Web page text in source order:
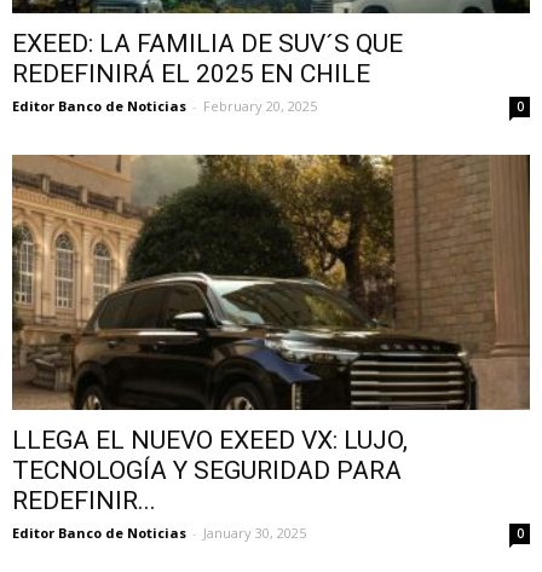
EXEED: LA FAMILIA DE SUV´S QUE
REDEFINIRÁ EL 2025 EN CHILE
Editor Banco de Noticias - February 20, 2025 0
LLEGA EL NUEVO EXEED VX: LUJO,
TECNOLOGÍA Y SEGURIDAD PARA
REDEFINIR...
Editor Banco de Noticias - January 30, 2025 0